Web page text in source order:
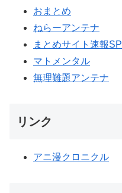
おまとめ
ねらーアンテナ
まとめサイト速報SP
マトメンタル
無理難題アンテナ
リンク
アニ漫クロニクル